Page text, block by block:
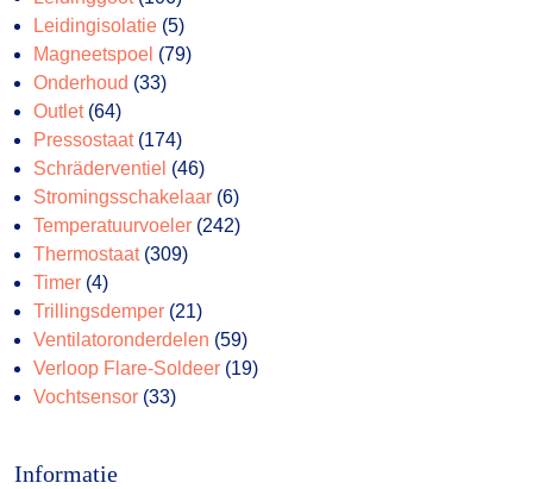
producten
Leidingisolatie 55
producten
Magneetspoel 7979
Onderhoud 3333
Outlet 6464
producten
Pressostaat 174174
producten
Schräderventiel 4646
producten
Stromingsschakelaar 66
producten
Temperatuurvoeler 242242
Thermostaat 309309
Timer 44
producten
Trillingsdemper 2121
producten
Ventilatoronderdelen 5959
producten
Verloop Flare-Soldeer 1919
Vochtsensor 3333
Informatie